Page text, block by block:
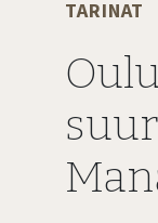
TARINAT